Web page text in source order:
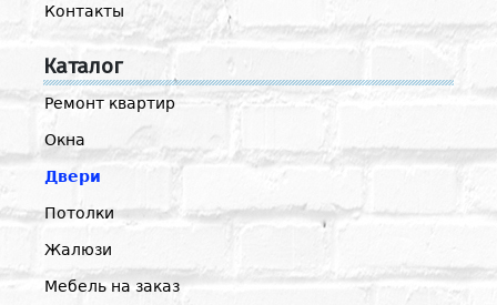
Контакты
Каталог
Ремонт квартир
Окна
Двери
Потолки
Жалюзи
Мебель на заказ